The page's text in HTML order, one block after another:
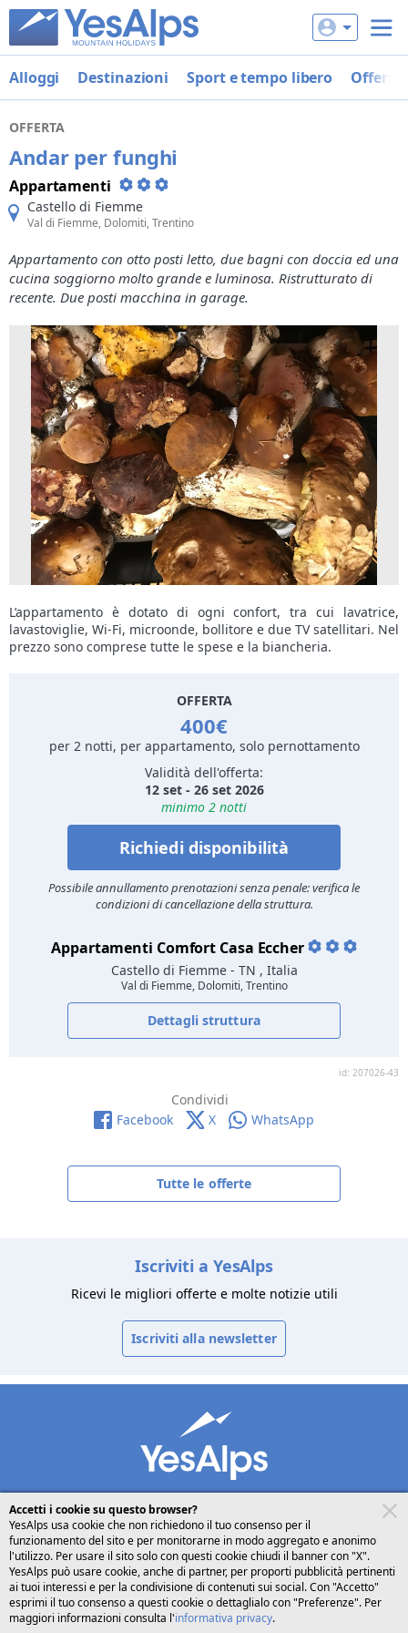
Alloggi Destinazioni Sport e tempo libero Offerte
OFFERTA
Andar per funghi
Appartamenti
Castello di Fiemme
Val di Fiemme, Dolomiti, Trentino
Appartamento con otto posti letto, due bagni con doccia ed una
cucina soggiorno molto grande e luminosa. Ristrutturato di
recente. Due posti macchina in garage.
L’appartamento è dotato di ogni confort, tra cui lavatrice,
lavastoviglie, Wi-Fi, microonde, bollitore e due TV satellitari. Nel
prezzo sono comprese tutte le spese e la biancheria.
OFFERTA
400€
per 2 notti, per appartamento, solo pernottamento
Validità dell'offerta:
12 set - 26 set 2026
minimo 2 notti
Richiedi disponibilità
Possibile annullamento prenotazioni senza penale: verifica le
condizioni di cancellazione della struttura.
Appartamenti Comfort Casa Eccher
Castello di Fiemme - TN , Italia
Val di Fiemme, Dolomiti, Trentino
Dettagli struttura
id: 207026-43
Condividi
Facebook
X WhatsApp
Tutte le offerte
Iscriviti a YesAlps
Ricevi le migliori offerte e molte notizie utili
Iscriviti alla newsletter
desktop seguici su condividi
Italiano
Accetti i cookie su questo browser?
YesAlps usa cookie che non richiedono il tuo consenso per il
funzionamento del sito e per monitorarne in modo aggregato e anonimo
l'utilizzo. Per usare il sito solo con questi cookie chiudi il banner con "X".
YesAlps può usare cookie, anche di partner, per proporti pubblicità pertinenti
ai tuoi interessi e per la condivisione di contenuti sui social. Con "Accetto"
esprimi il tuo consenso a questi cookie o dettaglialo con "Preferenze". Per
maggiori informazioni consulta l'informativa privacy.